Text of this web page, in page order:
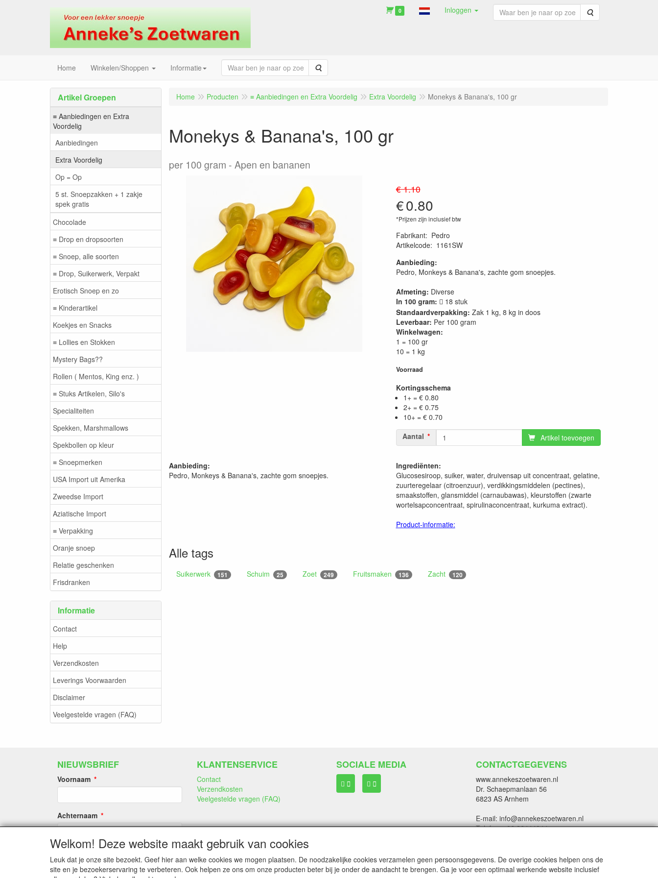
0 Inloggen Zoeken
Home Winkelen/Shoppen Informatie Zoeken
Artikel Groepen
≡ Aanbiedingen en Extra
Voordelig
Aanbiedingen
Extra Voordelig
Op = Op
5 st. Snoepzakken + 1 zakje
spek gratis
Chocolade
≡ Drop en dropsoorten
≡ Snoep, alle soorten
≡ Drop, Suikerwerk, Verpakt
Erotisch Snoep en zo
≡ Kinderartikel
Koekjes en Snacks
≡ Lollies en Stokken
Mystery Bags??
Rollen ( Mentos, King enz. )
≡ Stuks Artikelen, Silo's
Specialiteiten
Spekken, Marshmallows
Spekbollen op kleur
≡ Snoepmerken
USA Import uit Amerika
Zweedse Import
Aziatische Import
≡ Verpakking
Oranje snoep
Relatie geschenken
Frisdranken
Informatie
Contact
Help
Verzendkosten
Leverings Voorwaarden
Disclaimer
Veelgestelde vragen (FAQ)
Home Producten ≡ Aanbiedingen en Extra Voordelig Extra Voordelig Monekys & Banana's, 100 gr
Monekys & Banana's, 100 gr
per 100 gram Apen en bananen
€ 1.10
€0.80
*Prijzen zijn inclusief btw
Fabrikant: Pedro
Artikelcode: 1161SW
Aanbieding:
Pedro, Monkeys & Banana's, zachte gom snoepjes.
Afmeting: Diverse
In 100 gram:  18 stuk
Standaardverpakking: Zak 1 kg, 8 kg in doos
Leverbaar: Per 100 gram
Winkelwagen:
1 = 100 gr
10 = 1 kg
Voorraad
Kortingsschema
1+ = € 0.80
2+ = € 0.75
10+ = € 0.70
Aantal
Artikel toevoegen
Aanbieding:
Pedro, Monkeys & Banana's, zachte gom snoepjes.
Ingrediënten:
Glucosesiroop, suiker, water, druivensap uit concentraat, gelatine,
zuurteregelaar (citroenzuur), verdikkingsmiddelen (pectines),
smaakstoffen, glansmiddel (carnaubawas), kleurstoffen (zwarte
wortelsapconcentraat, spirulinaconcentraat, kurkuma extract).
Product-informatie:
Alle tags
Suikerwerk 151 Schuim 25 Zoet 249 Fruitsmaken 136 Zacht 120
NIEUWSBRIEF
Voornaam
Achternaam
KLANTENSERVICE
Contact
Verzendkosten
Veelgestelde vragen (FAQ)
SOCIALE MEDIA CONTACTGEGEVENS
www.annekeszoetwaren.nl
Dr. Schaepmanlaan 56
6823 AS Arnhem
E-mail: info@annekeszoetwaren.nl
Telefoon: 06 26444044
Welkom! Deze website maakt gebruik van cookies
Leuk dat je onze site bezoekt. Geef hier aan welke cookies we mogen plaatsen. De noodzakelijke cookies verzamelen geen persoonsgegevens. De overige cookies helpen ons de
site en je bezoekerservaring te verbeteren. Ook helpen ze ons om onze producten beter bij je onder de aandacht te brengen. Ga je voor een optimaal werkende website inclusief